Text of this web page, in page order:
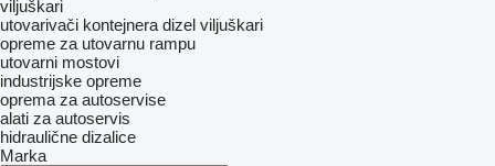
viljuškari
utovarivači kontejnera dizel viljuškari
opreme za utovarnu rampu
utovarni mostovi
industrijske opreme
oprema za autoservise
alati za autoservis
hidraulične dizalice
Marka